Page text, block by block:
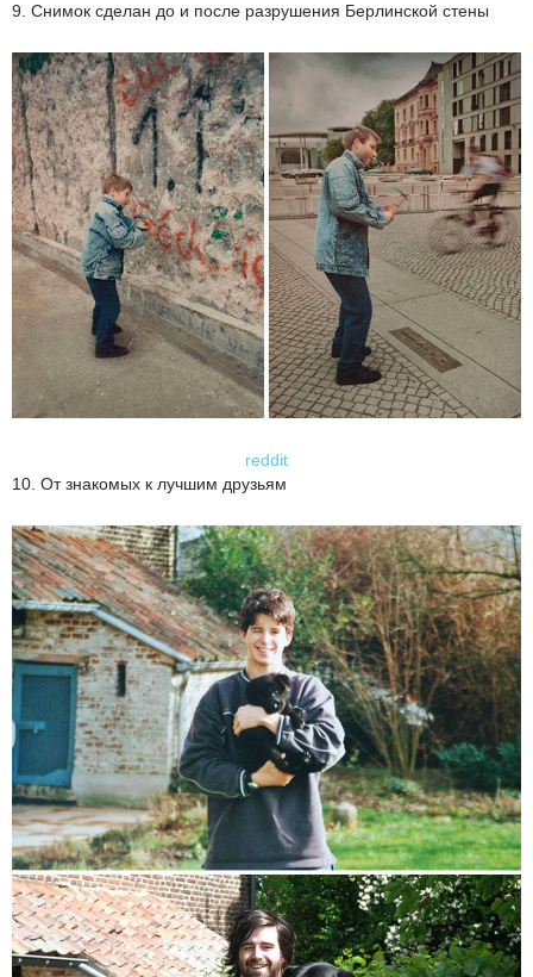
9. Снимок сделан до и после разрушения Берлинской стены
reddit
10. От знакомых к лучшим друзьям